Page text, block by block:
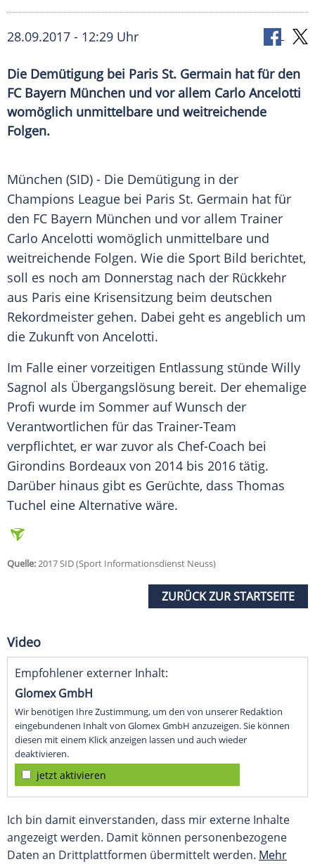
28.09.2017 - 12:29 Uhr
Die Demütigung bei Paris St. Germain hat für den
FC Bayern München und vor allem Carlo Ancelotti
womöglich unmittelbare und weitreichende
Folgen.
München (SID) - Die Demütigung in der
Champions League bei Paris St. Germain hat für
den FC Bayern München und vor allem Trainer
Carlo Ancelotti womöglich unmittelbare und
weitreichende Folgen. Wie die Sport Bild berichtet,
soll es noch am Donnerstag nach der Rückkehr
aus Paris eine Krisensitzung beim deutschen
Rekordmeister gehen. Dabei geht es angeblich um
die Zukunft von Ancelotti.
Im Falle einer vorzeitigen Entlassung stünde Willy
Sagnol als Übergangslösung bereit. Der ehemalige
Profi wurde im Sommer auf Wunsch der
Verantwortlichen für das Trainer-Team
verpflichtet, er war zuvor als Chef-Coach bei
Girondins Bordeaux von 2014 bis 2016 tätig.
Darüber hinaus gibt es Gerüchte, dass Thomas
Tuchel eine Alternative wäre.
Quelle:2017 SID (Sport Informationsdienst Neuss)
ZURÜCK ZUR STARTSEITE
Video
Empfohlener externer Inhalt:
Glomex GmbH
Wir benötigen Ihre Zustimmung, um den von unserer Redaktion
eingebundenen Inhalt von Glomex GmbH anzuzeigen. Sie können
diesen mit einem Klick anzeigen lassen und auch wieder
deaktivieren.
jetzt aktivieren
Ich bin damit einverstanden, dass mir externe Inhalte
angezeigt werden. Damit können personenbezogene
Daten an Drittplattformen übermittelt werden. Mehr